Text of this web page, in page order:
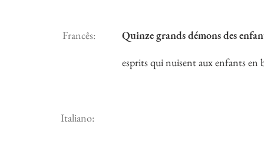
Francês:
Quinze grands démons des
esprits qui nuisent aux enfants en
Italiano: